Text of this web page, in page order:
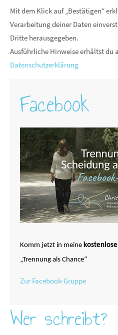
Mit dem Klick auf „Bestätigen“
Verarbeitung deiner Daten
Dritte herausgegeben.
Ausführliche Hinweise erhältst du
Datenschutzerklärung
Facebook
Komm jetzt in meine
„Trennung als Chance“
Zur Facebook-Gruppe
Wer schreibt?